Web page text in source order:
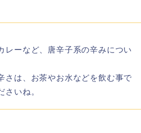
レーなど、唐辛子系の辛みについ
さは、お茶やお水などを飲む事で
さいね。